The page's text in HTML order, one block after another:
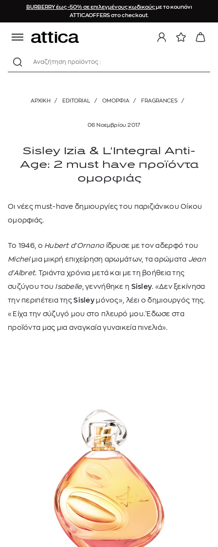
BURBERRY έως -50% σε επιλεγμένους κωδικούςμε το κουπόνι
ATTICAOFFERS στο checkout.
Αναζήτηση προϊόντος :
ΑΡΧΙΚΉ / EDITORIAL / ΟΜΟΡΦΙΑ / FRAGRANCES /
06 Νοεμβρίου 2017
Sisley Izia & L'Integral Anti-
Age: 2 must have προϊόντα
ομορφιάς
Οι νέες must-have δημιουργίες του παριζιάνικου Οίκου
ομορφιάς.
Το 1946, ο Hubert d'Ornano ίδρυσε με τον αδερφό του
Michelμια μικρή επιχείρηση αρωμάτων, τα αρώματα Jean
d'Albret. Τριάντα χρόνια μετά και με τη βοήθεια της
συζύγου του Isabelle, γεννήθηκε η Sisley. «Δεν ξεκίνησα
την περιπέτεια τηςSisley μόνος», λέει ο δημιουργός της.
«Είχα την σύζυγό μου στο πλευρό μου. Έδωσε στα
προϊόντα μας μια αναγκαία γυναικεία πινελιά».